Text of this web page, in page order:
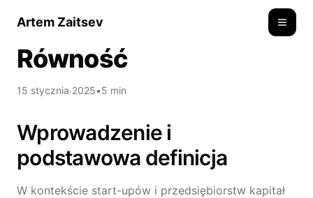
Artem Zaitsev
Równość
15 stycznia 2025•5 min
Wprowadzenie i
podstawowa definicja
W kontekście start-upów i przedsiębiorstw kapitał